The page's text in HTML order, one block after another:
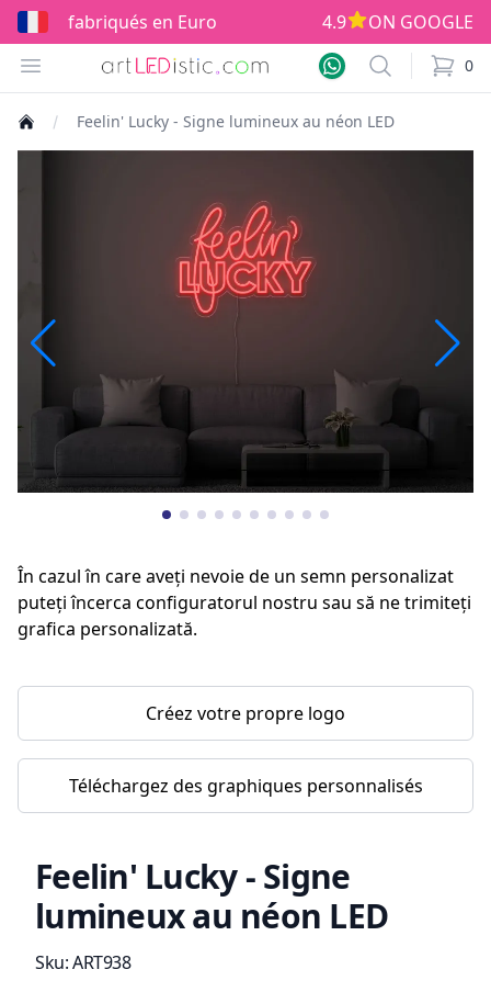
en Europe! 4.9
ON GOOGLE
Open menu
Search 0
items
Feelin' Lucky - Signe lumineux au néon LED
În cazul în care aveți nevoie de un semn personalizat
puteți încerca configuratorul nostru sau să ne trimiteți
grafica personalizată.
Créez votre propre logo
Téléchargez des graphiques personnalisés
Feelin' Lucky - Signe
lumineux au néon LED
Information du produit
Sku:ART938